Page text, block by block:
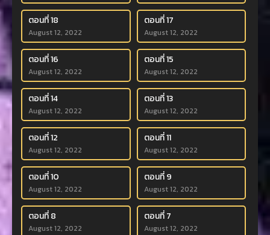
ตอนที่ 18
August 12, 2022
ตอนที่ 17
August 12, 2022
ตอนที่ 16
August 12, 2022
ตอนที่ 15
August 12, 2022
ตอนที่ 14
August 12, 2022
ตอนที่ 13
August 12, 2022
ตอนที่ 12
August 12, 2022
ตอนที่ 11
August 12, 2022
ตอนที่ 10
August 12, 2022
ตอนที่ 9
August 12, 2022
ตอนที่ 8
August 12, 2022
ตอนที่ 7
August 12, 2022